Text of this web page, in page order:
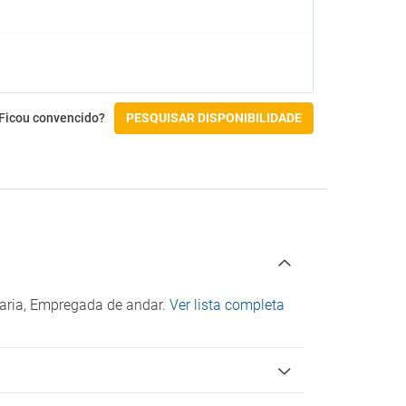
Aluguer de bicicletas
Acessibilidade
Ficou convencido? PESQUISAR DISPONIBILIDADE
Empregada de andar. Ver lista completa